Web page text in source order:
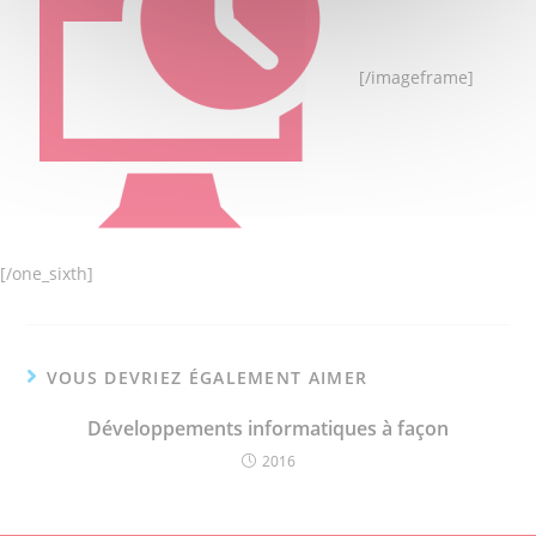
[/imageframe]
[/one_sixth]
VOUS DEVRIEZ ÉGALEMENT AIMER
Développements informatiques à façon
2016